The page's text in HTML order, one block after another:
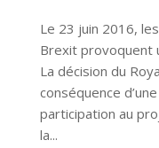
Le 23 juin 2016,
Brexit provoquent
La décision du
conséquence
participation au
la...